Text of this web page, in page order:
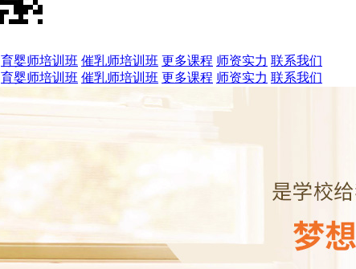
育婴师培训班 催乳师培训班 更多课程 师资实力 联系我们
育婴师培训班 催乳师培训班 更多课程 师资实力 联系我们